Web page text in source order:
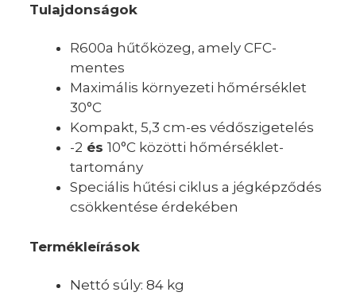
Tulajdonságok
R600a hűtőközeg, amely CFC-
mentes
Maximális környezeti hőmérséklet
30°C
Kompakt, 5,3 cm-es védőszigetelés
-2 és 10°C közötti hőmérséklet-
tartomány
Speciális hűtési ciklus a jégképződés
csökkentése érdekében
Termékleírások
Nettó súly: 84 kg